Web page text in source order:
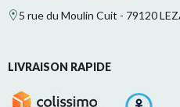
5 rue du Moulin Cuit - 79120
LIVRAISON RAPIDE